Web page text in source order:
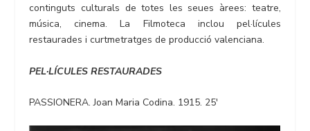
continguts culturals de totes les seues àrees: teatre,
música, cinema. La Filmoteca inclou pel·lícules
restaurades i curtmetratges de producció valenciana.
PEL·LÍCULES RESTAURADES
PASSIONERA. Joan Maria Codina. 1915. 25′